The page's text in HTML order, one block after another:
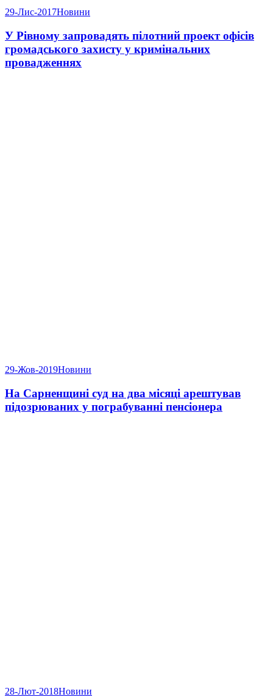
29-Лис-2017Новини
У Рівному запровадять пілотний проект офісів
громадського захисту у кримінальних
провадженнях
29-Жов-2019Новини
На Сарненщині суд на два місяці арештував
підозрюваних у пограбуванні пенсіонера
28-Лют-2018Новини